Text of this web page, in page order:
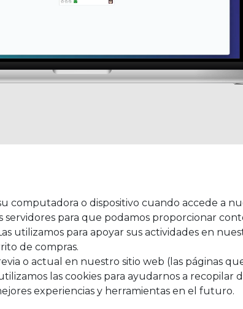
computadora o dispositivo cuando accede a
servidores para que podamos proporcionar
utilizamos para apoyar sus actividades en
de compras.
o actual en nuestro sitio web (las páginas
las cookies para ayudarnos a recopilar
experiencias y herramientas en el futuro.